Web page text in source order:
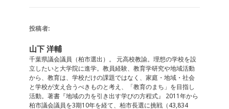
e
b
o
o
k
n
投稿者:
山下 洋輔
千葉県議会議員（柏市選出）。 元高校教諭。理想の学校を設
立したいと大学院に進学。教員経験、教育学研究や地域活動
から、教育は、学校だけの課題ではなく、家庭・地域・社会
と学校が支え合うべきものと考え、「教育のまち」を目指し
活動。著書『地域の力を引き出す学びの方程式』 2011年から
柏市議会議員を3期10年を経て、柏市長選に挑戦（43,834